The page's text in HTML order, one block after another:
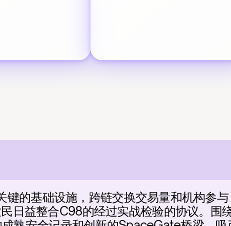
的基础设施，跨链交换交易量和机构参与
日益整合C98的经过实战检验的协议。围